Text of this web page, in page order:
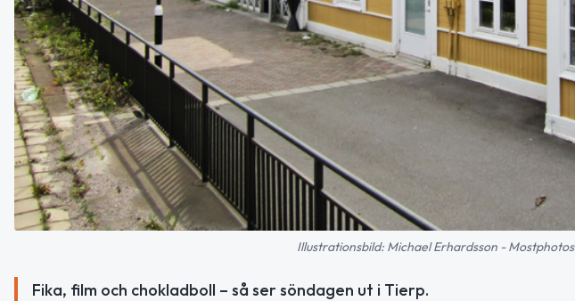
Illustrationsbild: Michael Erhardsson - Mostphotos
Fika, film och chokladboll – så ser söndagen ut i Tierp.